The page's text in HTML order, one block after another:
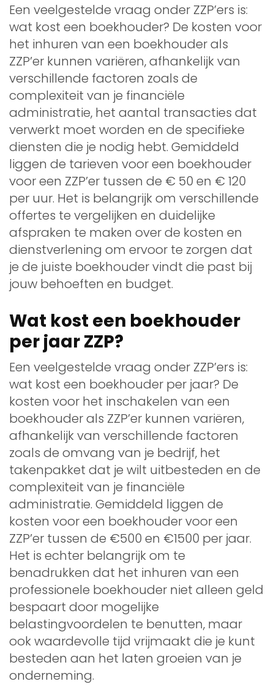
Een veelgestelde vraag onder ZZP’ers is:
wat kost een boekhouder? De kosten voor
het inhuren van een boekhouder als
ZZP’er kunnen variëren, afhankelijk van
verschillende factoren zoals de
complexiteit van je financiële
administratie, het aantal transacties dat
verwerkt moet worden en de specifieke
diensten die je nodig hebt. Gemiddeld
liggen de tarieven voor een boekhouder
voor een ZZP’er tussen de € 50 en € 120
per uur. Het is belangrijk om verschillende
offertes te vergelijken en duidelijke
afspraken te maken over de kosten en
dienstverlening om ervoor te zorgen dat
je de juiste boekhouder vindt die past bij
jouw behoeften en budget.
Wat kost een boekhouder
per jaar ZZP?
Een veelgestelde vraag onder ZZP’ers is:
wat kost een boekhouder per jaar? De
kosten voor het inschakelen van een
boekhouder als ZZP’er kunnen variëren,
afhankelijk van verschillende factoren
zoals de omvang van je bedrijf, het
takenpakket dat je wilt uitbesteden en de
complexiteit van je financiële
administratie. Gemiddeld liggen de
kosten voor een boekhouder voor een
ZZP’er tussen de €500 en €1500 per jaar.
Het is echter belangrijk om te
benadrukken dat het inhuren van een
professionele boekhouder niet alleen geld
bespaart door mogelijke
belastingvoordelen te benutten, maar
ook waardevolle tijd vrijmaakt die je kunt
besteden aan het laten groeien van je
onderneming.